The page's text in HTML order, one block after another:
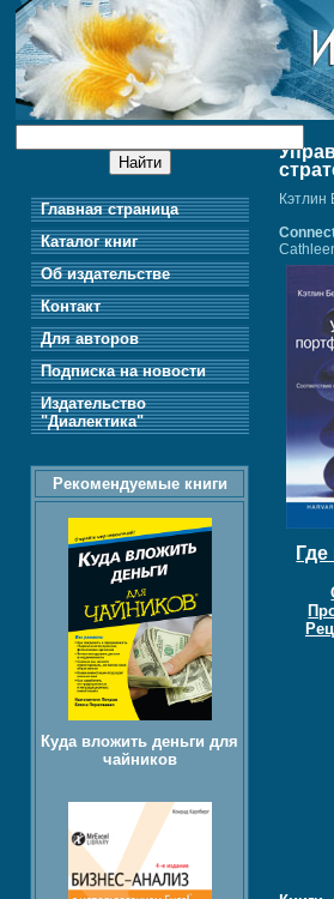
Главная страница
Каталог книг
Об издательстве
Контакт
Для авторов
Подписка на новости
Издательство
"Диалектика"
Рекомендуемые книги
Куда вложить деньги для
чайников